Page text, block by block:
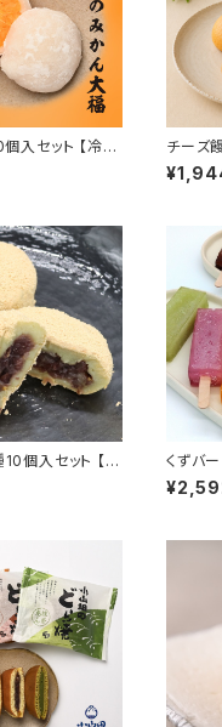
入セット 【冷凍
ジューシー 白
ゼント おもたせ
チーズ
温便】
ッキー
個入セット 【冷
りくり 郷土菓子
九州 宮崎 鹿児
くずバ
便】溶け
イーツ